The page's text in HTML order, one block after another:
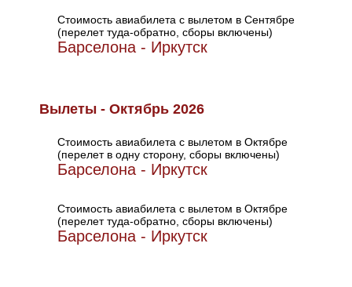
Стоимость авиабилета с вылетом в Сентябре
(перелет туда-обратно, сборы включены)
Барселона - Иркутск
Вылеты - Октябрь 2026
Стоимость авиабилета с вылетом в Октябре
(перелет в одну сторону, сборы включены)
Барселона - Иркутск
Стоимость авиабилета с вылетом в Октябре
(перелет туда-обратно, сборы включены)
Барселона - Иркутск